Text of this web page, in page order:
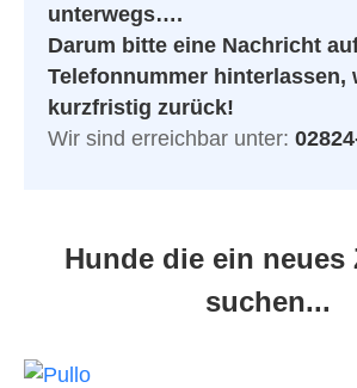
unterwegs….
Darum bitte eine Nachricht
Telefonnummer hinterlassen,
kurzfristig zurück!
Wir sind erreichbar unter:
Hunde die ein neues
suchen...